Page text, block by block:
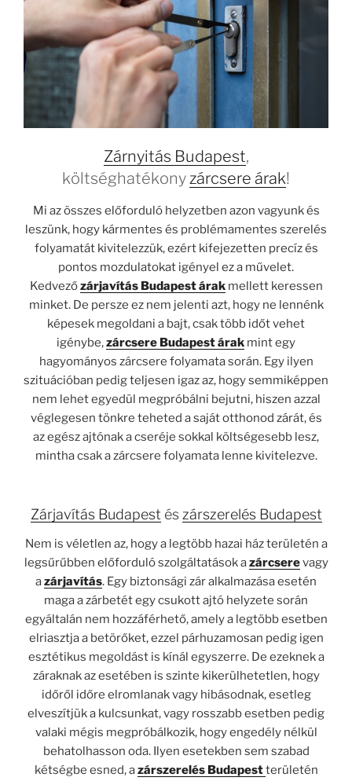
Zárnyitás Budapest,
költséghatékonyzárcsere árak!
Mi az összes előforduló helyzetben azon vagyunk és
leszünk, hogy kármentes és problémamentes szerelés
folyamatát kivitelezzük, ezért kifejezetten precíz és
pontos mozdulatokat igényel ez a művelet.
Kedvezőzárjavítás Budapest árakmellett keressen
minket. De persze ez nem jelenti azt, hogy ne lennénk
képesek megoldani a bajt, csak több időt vehet
igénybe,zárcsere Budapest árak mint egy
hagyományos zárcsere folyamata során. Egy ilyen
szituációban pedig teljesen igaz az, hogy semmiképpen
nem lehet egyedül megpróbálni bejutni, hiszen azzal
véglegesen tönkre teheted a saját otthonod zárát, és
az egész ajtónak a cseréje sokkal költségesebb lesz,
mintha csak a zárcsere folyamata lenne kivitelezve.
Zárjavítás Budapest és zárszerelés Budapest
Nem is véletlen az, hogy a legtöbb hazai ház területén a
legsűrűbben előforduló szolgáltatások azárcserevagy
azárjavítás. Egy biztonsági zár alkalmazása esetén
maga a zárbetét egy csukott ajtó helyzete során
egyáltalán nem hozzáférhető, amely a legtöbb esetben
elriasztja a betörőket, ezzel párhuzamosan pedig igen
esztétikus megoldást is kínál egyszerre. De ezeknek a
záraknak az esetében is szinte kikerülhetetlen, hogy
időről időre elromlanak vagy hibásodnak, esetleg
elveszítjük a kulcsunkat, vagy rosszabb esetben pedig
valaki mégis megpróbálkozik, hogy engedély nélkül
behatolhasson oda. Ilyen esetekben sem szabad
kétségbe esned, azárszerelés Budapestterületén